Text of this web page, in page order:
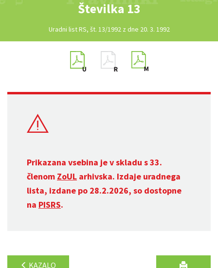
Številka 13
Uradni list RS, št. 13/1992 z dne 20. 3. 1992
Prikazana vsebina je v skladu s 33.
členom ZoUL arhivska. Izdaje uradnega
lista, izdane po 28.2.2026, so dostopne
na PISRS.
KAZALO